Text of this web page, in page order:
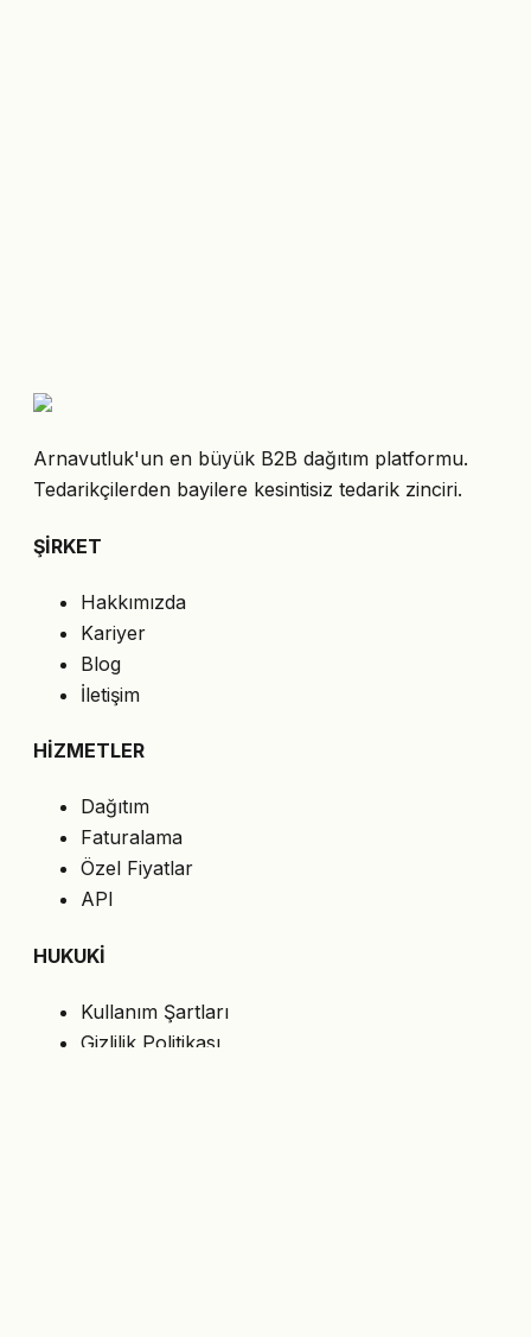
Arnavutluk'un en büyük B2B dağıtım platformu.
Tedarikçilerden bayilere kesintisiz tedarik zinciri.
ŞİRKET
Hakkımızda
Kariyer
Blog
İletişim
HİZMETLER
Dağıtım
Faturalama
Özel Fiyatlar
API
HUKUKİ
Kullanım Şartları
Gizlilik Politikası